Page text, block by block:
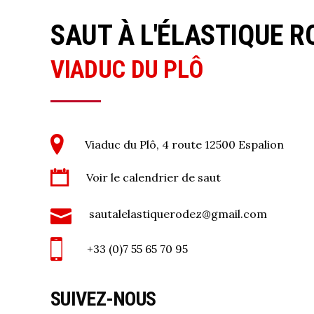
SAUT À L'ÉLASTIQUE
VIADUC DU PLÔ
Viaduc du Plô, 4 route 12500 Espalion
Voir le calendrier de saut
sautalelastiquerodez@gmail.com
+33 (0)7 55 65 70 95
SUIVEZ-NOUS